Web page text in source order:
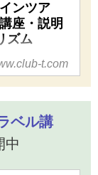
ンツア
座・説明
ズム
アー・オン
ならクラブ
ち時間で旅
t.com
ベル講
中